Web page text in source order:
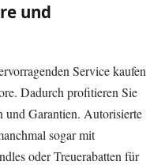
und
Service kaufen
Dadurch profitieren Sie
und Garantien. Autorisierte
sogar mit
oder Treuerabatten für